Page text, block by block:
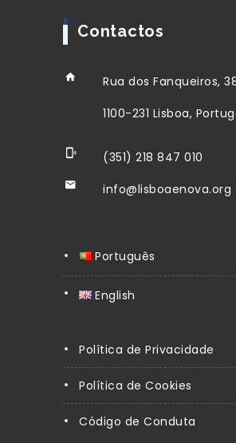
Contactos
Rua dos Fanqueiros,
1100-231 Lisboa,
(351) 218 847 010
info@lisboaenova.org
Português
English
Política de Privacidade
Política de Cookies
Código de Conduta